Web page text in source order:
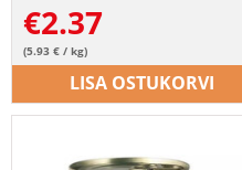
€2.37
(5.93 € / kg)
LISA OSTUKORVI